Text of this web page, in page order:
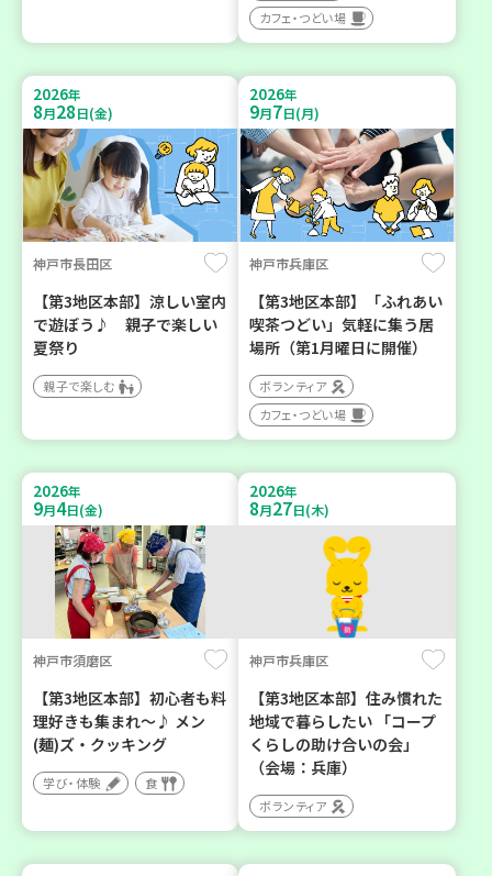
カフェ・つどい場
2026年
8月28日(金)
神戸市長田区
【第3地区本部】涼しい室内
で遊ぼう♪ 親子で楽しい
夏祭り
親子で楽しむ
2026年
9月7日(月)
神戸市兵庫区
【第3地区本部】「ふれあい
喫茶つどい」気軽に集う居
場所（第1月曜日に開催）
ボランティア
カフェ・つどい場
2026年
9月4日(金)
神戸市須磨区
【第3地区本部】初心者も料
理好きも集まれ～♪ メン
(麺)ズ・クッキング
学び・体験 食
2026年
8月27日(木)
神戸市兵庫区
【第3地区本部】住み慣れた
地域で暮らしたい 「コープ
くらしの助け合いの会」
（会場：兵庫）
ボランティア